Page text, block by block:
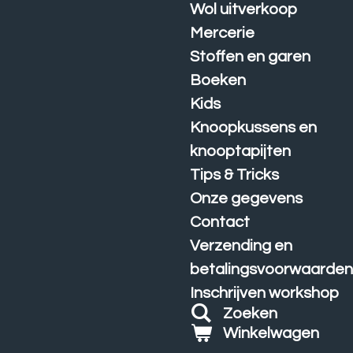
Wol uitverkoop
Mercerie
Stoffen en garen
Boeken
Kids
Knoopkussens en
knooptapijten
Tips & Tricks
Onze gegevens
Contact
Verzending en
betalingsvoorwaarden
Inschrijven workshop
Zoeken
Winkelwagen